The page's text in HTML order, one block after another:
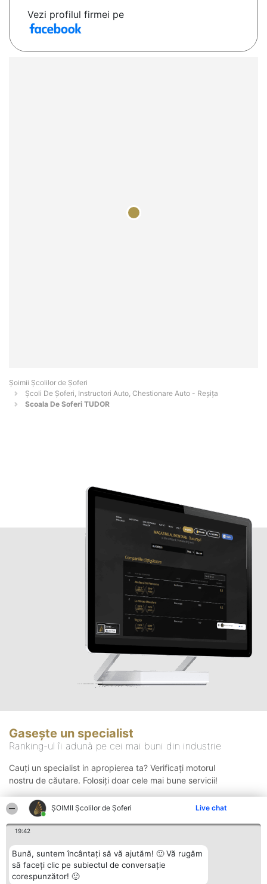
ŞOIMII Școlilor de Șoferi Live chat
19:42
Bună, suntem încântați să vă ajutăm! 🙂 Vă rugăm
să faceți clic pe subiectul de conversație
corespunzător! 🙂
Vezi profilul firmei pe
Şoimii Școlilor de Șoferi
Școli De Șoferi, Instructori Auto, Chestionare Auto - Reşiţa
Scoala De Soferi TUDOR
Gasește un specialist
Ranking-ul îi adună pe cei mai buni din industrie
Cauți un specialist in apropierea ta? Verificați motorul
nostru de căutare. Folosiți doar cele mai bune servicii!